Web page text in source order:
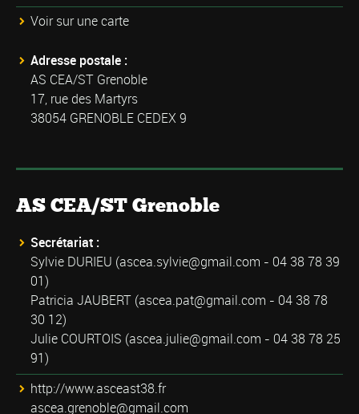
Voir sur une carte
Adresse postale :
AS CEA/ST Grenoble
17, rue des Martyrs
38054 GRENOBLE CEDEX 9
AS CEA/ST Grenoble
Secrétariat :
Sylvie DURIEU (ascea.sylvie@gmail.com - 04 38 78 39
01)
Patricia JAUBERT (ascea.pat@gmail.com - 04 38 78
30 12)
Julie COURTOIS (ascea.julie@gmail.com - 04 38 78 25
91)
http://www.asceast38.fr
ascea.grenoble@gmail.com